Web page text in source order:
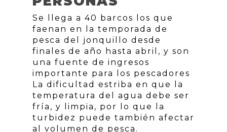
Se llega a 40 barcos los que
faenan en la temporada de
pesca del jonquillo desde
finales de año hasta abril, y son
una fuente de ingresos
importante para los pescadores
La dificultad estriba en que la
temperatura del agua debe ser
fría, y limpia, por lo que la
turbidez puede también afectar
al volumen de pesca.